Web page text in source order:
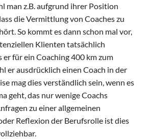
man z.B. aufgrund ihrer Position
die Vermittlung von Coaches zu
So kommt es dann schon mal vor,
Klienten tatsächlich
für ein Coaching 400 km zum
er ausdrücklich einen Coach in der
mag dies verständlich sein, wenn es
geht, das nur wenige Coachs
zu einer allgemeinen
Reflexion der Berufsrolle ist dies